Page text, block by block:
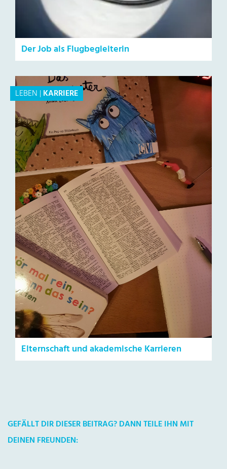
Der Job als Flugbegleiterin
LEBEN |KARRIERE
Elternschaft und akademische Karrieren
GEFÄLLT DIR DIESER BEITRAG? DANN TEILE IHN MIT
DEINEN FREUNDEN: